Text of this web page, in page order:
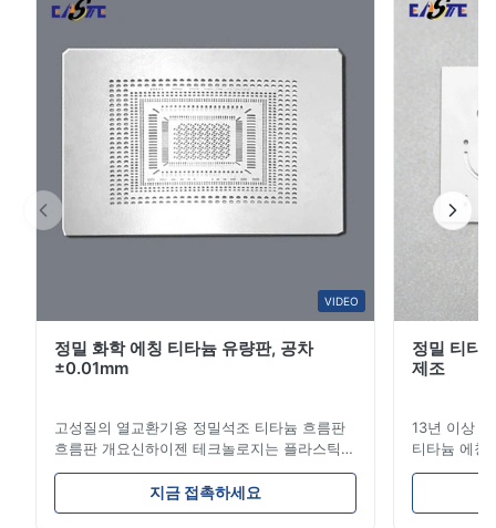
Jan 2.2026
Pretty good.
Dec 15.2025
VIDEO
정밀 화학 에칭 티타늄 유량판, 공차
±0.01mm
고성질의 열교환기용 정밀석조 티타늄 흐름판
흐름판 개요신하이젠 테크놀로지는 플라스틱
주사형조, 다이?? 스 및 기타 산업용 용품에 대
한 고 정밀 화학적 인 발각 흐름 판 제조에 전문
적입니다.우리의 흐름판은 우수한 흐름 통제를
지금 접촉하세요
정밀 티타
제조
13년 이상
티타늄 에칭
는 리드 타
스 당사가